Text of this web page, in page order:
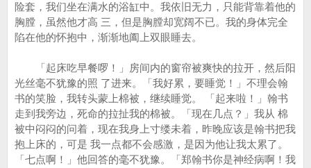
险套，我们坐在满水的浴缸中。我依旧无力，只能背靠着他的
胸膛，虽然他才高 三，但是胸膛却宽阔不已。我的身体完全
陷在他的怀抱中，渐渐地阖上双眼睡去。
「起床吃早餐啰！」房间内的窗帘被爽快的拉开，然后阳
光丝毫不犹豫的照 了进来。「我好累，要睡觉！」不理会翰
书的笑脸，我转头蒙上棉被，继续睡觉。 「起来啦！」翰书
走到我旁边，死命的拉扯我的棉被。「现在几点？」我从 棉
被中闷闷的问着，现在我身上寸缕未着，昨晚应该是翰书把我
抱上床的，可是 我一点都不会感激，是因为他让我太累了。
「七点啊！」他回答的毫不犹豫。「郑翰书你是神经病啊！我